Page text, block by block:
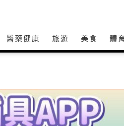
醫藥健康 旅遊 美食 體